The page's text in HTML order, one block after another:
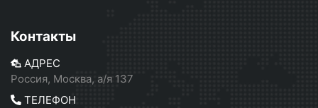
Контакты
АДРЕС
Россия, Москва, а/я 137
ТЕЛЕФОН